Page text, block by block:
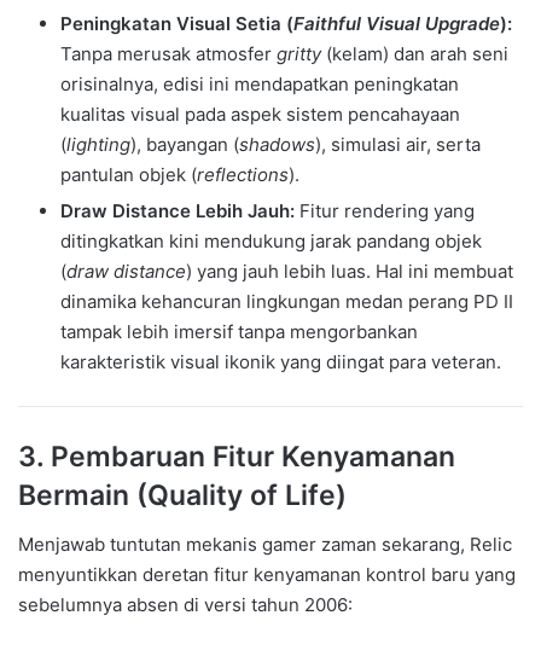
Peningkatan Visual Setia (Faithful Visual Upgrade):
Tanpa merusak atmosfer gritty(kelam) dan arah seni
orisinalnya, edisi ini mendapatkan peningkatan
kualitas visual pada aspek sistem pencahayaan
(lighting), bayangan (shadows), simulasi air, serta
pantulan objek (reflections).
Draw Distance Lebih Jauh: Fitur rendering yang
ditingkatkan kini mendukung jarak pandang objek
(draw distance) yang jauh lebih luas. Hal ini membuat
dinamika kehancuran lingkungan medan perang PD II
tampak lebih imersif tanpa mengorbankan
karakteristik visual ikonik yang diingat para veteran.
3. Pembaruan Fitur Kenyamanan
Bermain (Quality of Life)
Menjawab tuntutan mekanis gamer zaman sekarang, Relic
menyuntikkan deretan fitur kenyamanan kontrol baru yang
sebelumnya absen di versi tahun 2006: